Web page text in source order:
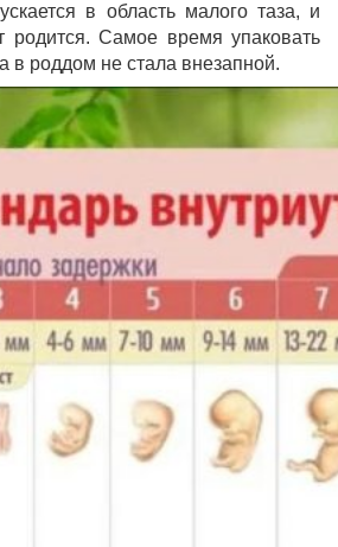
в область малого таза, и
Самое время упаковать
в роддом не стала внезапной.